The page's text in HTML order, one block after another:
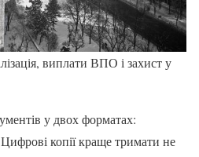
виплати ВПО і захист у
у двох форматах:
копії краще тримати не